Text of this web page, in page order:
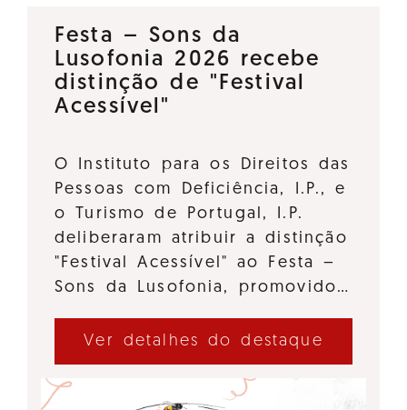
Festa – Sons da
Lusofonia 2026 recebe
distinção de "Festival
Acessível"
O Instituto para os Direitos das
Pessoas com Deficiência, I.P., e
o Turismo de Portugal, I.P.
deliberaram atribuir a distinção
"Festival Acessível" ao Festa –
Sons da Lusofonia, promovido…
Ver detalhes do destaque